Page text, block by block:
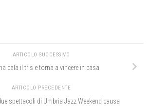
ARTICOLO SUCCESSIVO
cala il tris e torna a vincere in casa
ARTICOLO PRECEDENTE
spettacoli di Umbria Jazz Weekend causa